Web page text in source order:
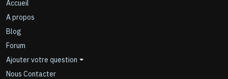
Accueil
A propos
Blog
Forum
Ajouter votre question
Nous Contacter